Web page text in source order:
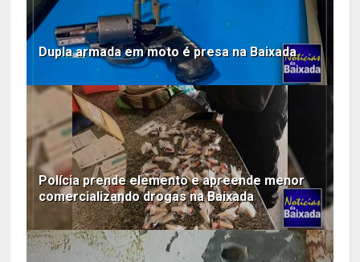
Dupla armada em moto é presa na Baixada
Polícia prende elemento e apreende menor
comercializando drogas na Baixada